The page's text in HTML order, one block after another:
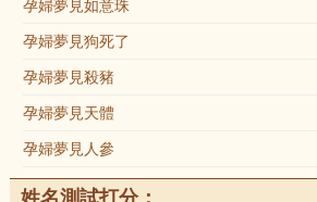
孕婦夢見如意珠
孕婦夢見狗死了
孕婦夢見殺豬
孕婦夢見天體
孕婦夢見人參
姓名測試打分：